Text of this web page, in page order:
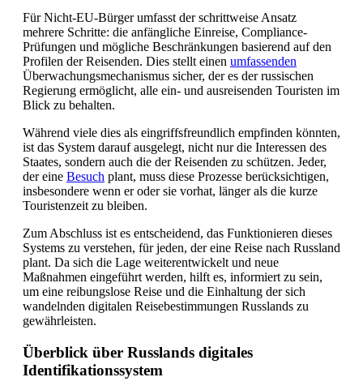
Für Nicht-EU-Bürger umfasst der schrittweise Ansatz
mehrere Schritte: die anfängliche Einreise, Compliance-
Prüfungen und mögliche Beschränkungen basierend auf den
Profilen der Reisenden. Dies stellt einen umfassenden
Überwachungsmechanismus sicher, der es der russischen
Regierung ermöglicht, alle ein- und ausreisenden Touristen im
Blick zu behalten.
Während viele dies als eingriffsfreundlich empfinden könnten,
ist das System darauf ausgelegt, nicht nur die Interessen des
Staates, sondern auch die der Reisenden zu schützen. Jeder,
der eine Besuch plant, muss diese Prozesse berücksichtigen,
insbesondere wenn er oder sie vorhat, länger als die kurze
Touristenzeit zu bleiben.
Zum Abschluss ist es entscheidend, das Funktionieren dieses
Systems zu verstehen, für jeden, der eine Reise nach Russland
plant. Da sich die Lage weiterentwickelt und neue
Maßnahmen eingeführt werden, hilft es, informiert zu sein,
um eine reibungslose Reise und die Einhaltung der sich
wandelnden digitalen Reisebestimmungen Russlands zu
gewährleisten.
Überblick über Russlands digitales
Identifikationssystem